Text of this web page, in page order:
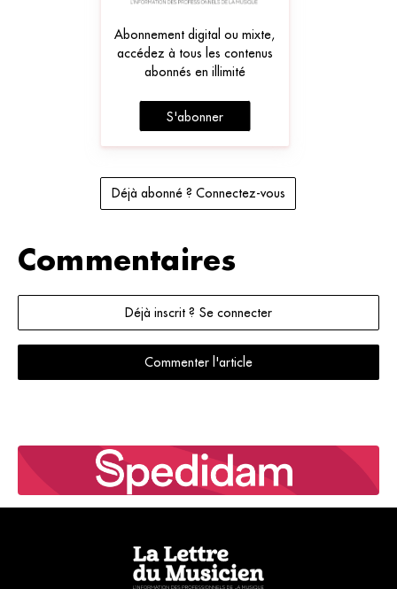
Abonnement digital ou mixte,
accédez à tous les contenus
abonnés en illimité
S'abonner
Déjà abonné ? Connectez-vous
Commentaires
Déjà inscrit ? Se connecter
Commenter l'article